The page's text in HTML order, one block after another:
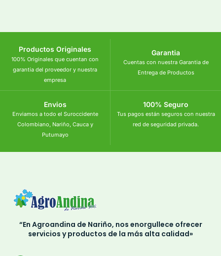
Productos Originales
100% Originales que cuentan con
garantia del proveedor y nuestra
empresa
Garantia
Cuentas con nuestra Garantia de
Entrega de Productos
Envios
Enviamos a todo el Suroccidente
Colombiano, Nariño, Cauca y
Putumayo
100% Seguro
Tus pagos están seguros con nuestra
red de seguridad privada.
“En Agroandina de Nariño, nos enorgullece ofrecer
servicios y productos de la más alta calidad»